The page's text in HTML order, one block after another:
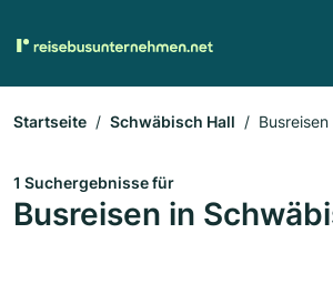
Startseite Schwäbisch Hall Busreisen
1 Suchergebnisse für
Busreisen in